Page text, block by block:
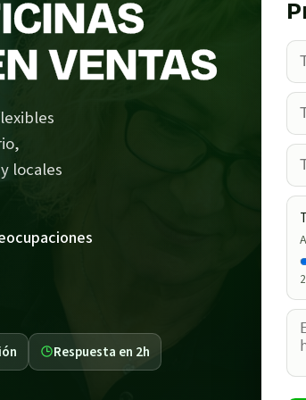
VENTAS
locales
Respuesta en 2h